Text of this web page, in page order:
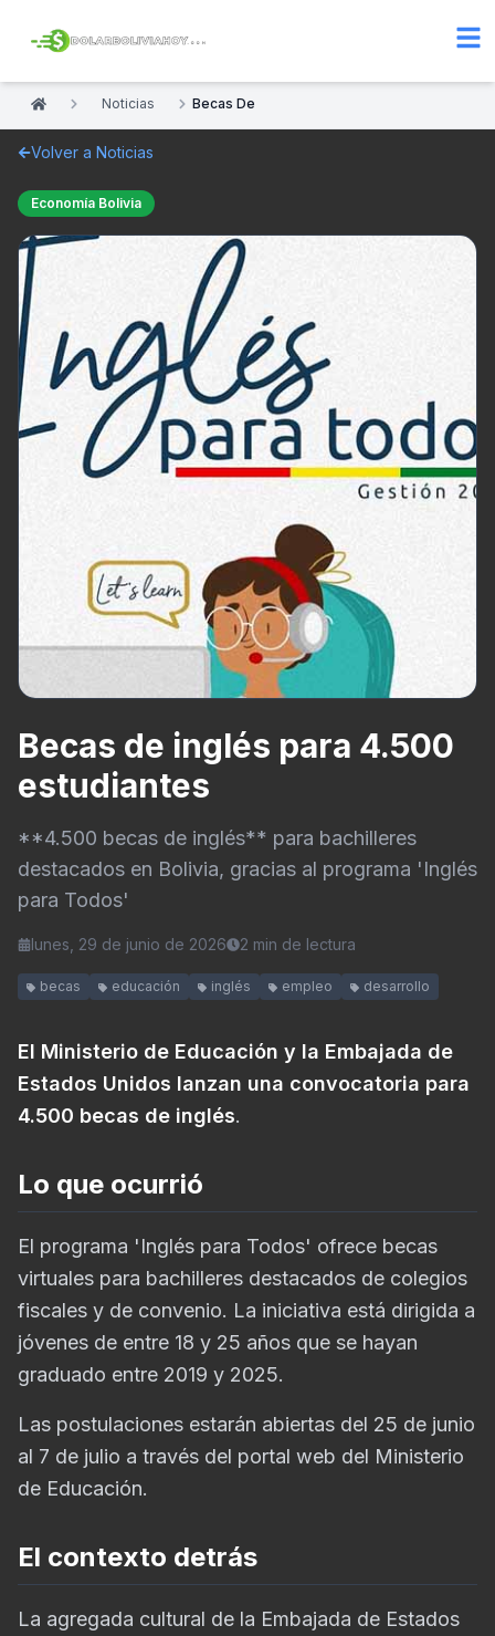
Noticias Becas De
Volver a Noticias
Economía Bolivia
Becas de inglés para 4.500
estudiantes
**4.500 becas de inglés** para bachilleres
destacados en Bolivia, gracias al programa 'Inglés
para Todos'
lunes, 29 de junio de 2026 2 min de lectura
becas educación inglés empleo desarrollo
El Ministerio de Educación y la Embajada de
Estados Unidos lanzan una convocatoria para
4.500 becas de inglés.
Lo que ocurrió
El programa 'Inglés para Todos' ofrece becas
virtuales para bachilleres destacados de colegios
fiscales y de convenio. La iniciativa está dirigida a
jóvenes de entre 18 y 25 años que se hayan
graduado entre 2019 y 2025.
Las postulaciones estarán abiertas del 25 de junio
al 7 de julio a través del portal web del Ministerio
de Educación.
El contexto detrás
La agregada cultural de la Embajada de Estados